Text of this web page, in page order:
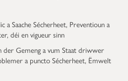
a Saache Sécherheet, Preventioun a
déi en vigueur sinn
der Gemeng a vum Staat driwwer
a puncto Sécherheet, Ëmwelt